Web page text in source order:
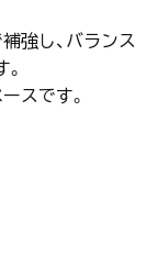
強し、バランス
スです。